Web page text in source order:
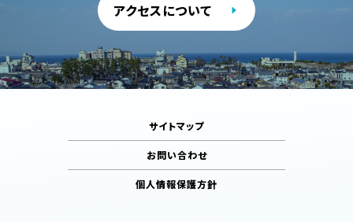
アクセスについて
サイトマップ
お問い合わせ
個人情報保護方針